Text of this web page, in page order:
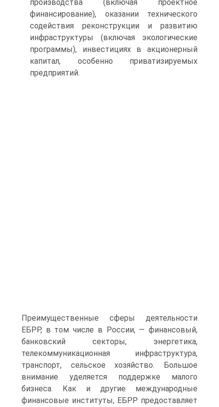
производства (включая проектное
финансирование), оказании технического
содействия реконструкции и развитию
инфраструктуры (включая экологические
программы), инвестициях в акционерный
капитал, особенно приватизируемых
предприятий.
Преимущественные сферы деятельности
ЕБРР, в том числе в России, — финансовый,
банковский секторы, энергетика,
телекоммуникационная инфраструктура,
транспорт, сельское хозяйство. Большое
внимание уделяется поддержке малого
бизнеса. Как и другие международные
финансовые институты, ЕБРР предоставляет